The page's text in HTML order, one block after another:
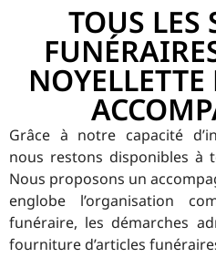
TOUS LES
Grâce à notre capacité
nous restons disponibles
Nous proposons un
englobe l’organisation
funéraire, les démarches
fourniture d’articles